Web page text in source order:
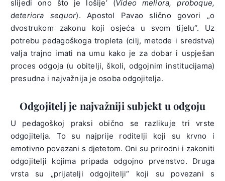
slijedi ono što je lošije’ (Video meliora, proboque,
deteriora sequor). Apostol Pavao slično govori „o
dvostrukom zakonu koji osjeća u svom tijelu“. Uz
potrebu pedagoškoga tropleta (cilj, metode i sredstva)
valja trajno imati na umu kako je za dobar i uspješan
proces odgoja (u obitelji, školi, odgojnim institucijama)
presudna i najvažnija je osoba odgojitelja.
Odgojitelj je najvažniji subjekt u odgoju
U pedagoškoj praksi obično se razlikuje tri vrste
odgojitelja. To su najprije roditelji koji su krvno i
emotivno povezani s djetetom. Oni su prirodni i zakoniti
odgojitelji kojima pripada odgojno prvenstvo. Druga
vrsta su „prijatelji odgojitelji“ koji su povezani s